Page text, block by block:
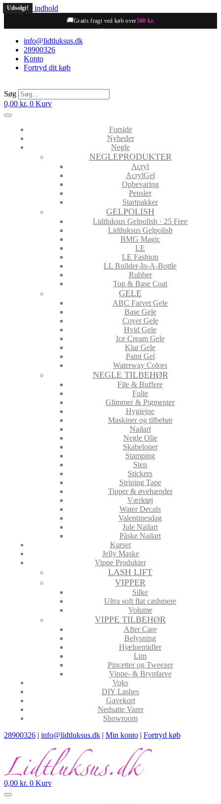
Videre til indhold
🚚Gratis fragt ved køb over500 kr.
info@lidtluksus.dk
28900326
Konto
Fortryd dit køb
Søg
0,00 kr. 0 Kurv
Forside
Nyheder
Negle
NEGLEPRODUKTER
Acryl
AcrylGel
Opbevaring
Pensler
Startpakker
GELPOLISH
Lidtluksus Gelpolish · 25 Free
Lidtluksus Gelpolish
BMG Magic
LE
LE Fashion
LL Builder-In-A-Bottle
Rubber
Top & Base Coat
GELE
ABC Farvet Gele
Base Gele
Cover Gele
Hvid Gele
Ice Cream Gele
Klar Gele
Paint Gel
Waterway Colors
NEGLE TILBEHØR
File & Buffere
Folie
Glimmer & Pigmenter
Hygiejne
Maskiner og tilbehør
Nailart
Negle Olie
Skabeloner
Stamping
Sten
Stickers
Striping Tape
Tipper & øvehænder
Værktøj
Water Decals
Valentinesdag
Jule Nailart
Påske Nailart
Kurser
Jelly Maske
Vippe Produkter
LASH LIFT
VIPPER
Silke
Ultra soft flat cashmere
Volume
VIPPE TILBEHØR
After Care
Belysning
Hjælpemidler
Lim
Pincetter og Tweezer
Vippe- & Brynfarve
Voks
DIY Lashes
Gavekort
Nedsatte Varer
Showroom
28900326 | info@lidtluksus.dk | Min konto | Fortryd køb
0,00 kr. 0 Kurv
Udsolgt!